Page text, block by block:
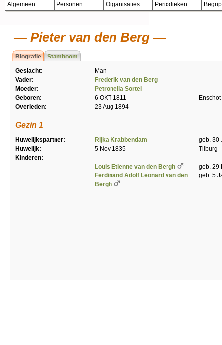
Algemeen Personen Organisaties Periodieken
Pieter van den Berg
Biografie Stamboom
Geslacht:
Man
Vader:
Frederik van den Berg
Moeder:
Petronella Sortel
Geboren:
6 OKT 1811
Enschot
Overleden:
23 Aug 1894
Gezin 1
Huwelijkspartner: Rijka Krabbendam
geb. 30
Huwelijk:
5 Nov 1835
Tilburg
Kinderen:
Louis Etienne van den Bergh
geb. 29
Ferdinand Adolf Leonard van den
Bergh
geb. 5